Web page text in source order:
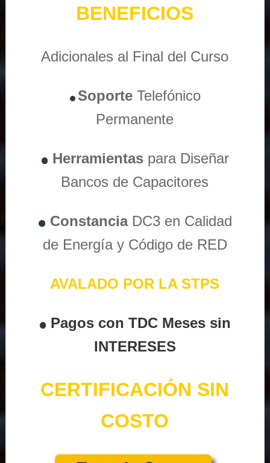
BENEFICIOS
Adicionales al Final del Curso
Soporte Telefónico
Permanente
Herramientas para Diseñar
Bancos de Capacitores
ConstanciaDC3 en Calidad
de Energía y Código de RED
AVALADO POR LA STPS
Pagos con TDC Meses sin
INTERESES
CERTIFICACIÓN SIN
COSTO